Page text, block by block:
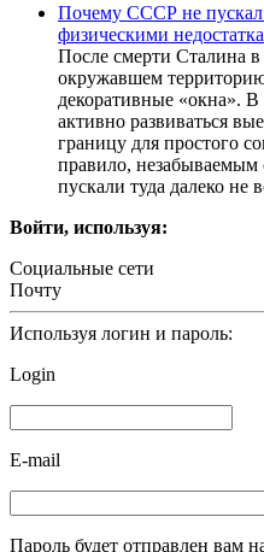
Почему СССР не пускал
физическими
После смерти Сталина в
окружавшем
декоративные «окна». В
активно развиваться
границу для простого
правило,
пускали туда далеко не
Войти, используя:
Социальные сети
Почту
Используя логин и пароль:
Login
E-mail
Пароль будет отправлен вам